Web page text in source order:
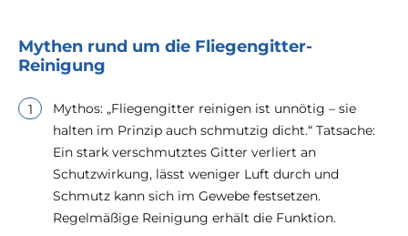
Mythen rund um die Fliegengitter-
Reinigung
Mythos: „Fliegengitter reinigen ist unnötig – sie
halten im Prinzip auch schmutzig dicht.“ Tatsache:
Ein stark verschmutztes Gitter verliert an
Schutzwirkung, lässt weniger Luft durch und
Schmutz kann sich im Gewebe festsetzen.
Regelmäßige Reinigung erhält die Funktion.